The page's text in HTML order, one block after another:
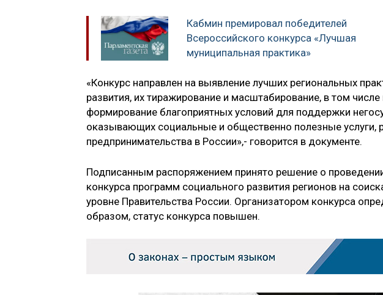
Кабмин премировал победителей
Всероссийского конкурса «Лучшая
муниципальная практика»
«Конкурс направлен на выявление лучших региональных
развития, их тиражирование и масштабирование, в том
формирование благоприятных условий для поддержки
оказывающих социальные и общественно полезные услуги,
предпринимательства в России»,- говорится в документе.
Подписанным распоряжением принято решение о
конкурса программ социального развития регионов на
уровне Правительства России. Организатором конкурса
образом, статус конкурса повышен.